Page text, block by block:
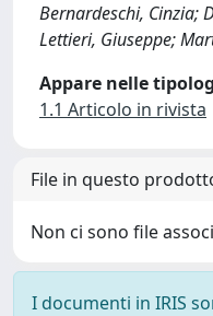
Bernardeschi, Cinzia;
Lettieri, Giuseppe;
Appare nelle
1.1 Articolo in rivista
File in questo
Non ci sono file
I documenti in IRIS